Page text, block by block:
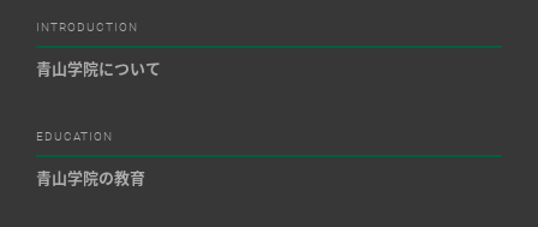
INTRODUCTION
青山学院について
EDUCATION
青山学院の教育